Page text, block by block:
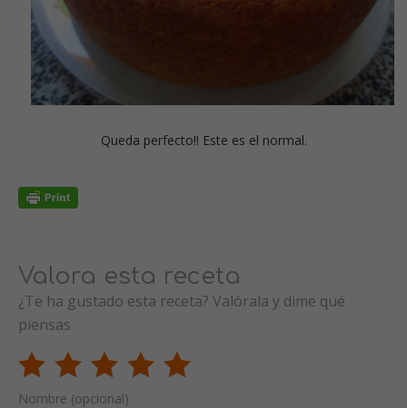
Queda perfecto!! Este es el normal.
Valora esta receta
¿Te ha gustado esta receta? Valórala y dime qué
piensas
Nombre (opcional)